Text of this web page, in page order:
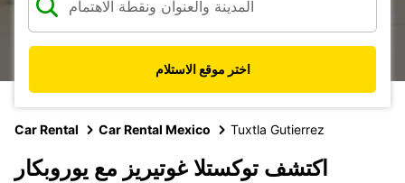
اختر موقع الاستلام
Car Rental Car Rental Mexico Tuxtla Gutierrez
اكتشف توكستلا غوتيريز مع يوروبكار